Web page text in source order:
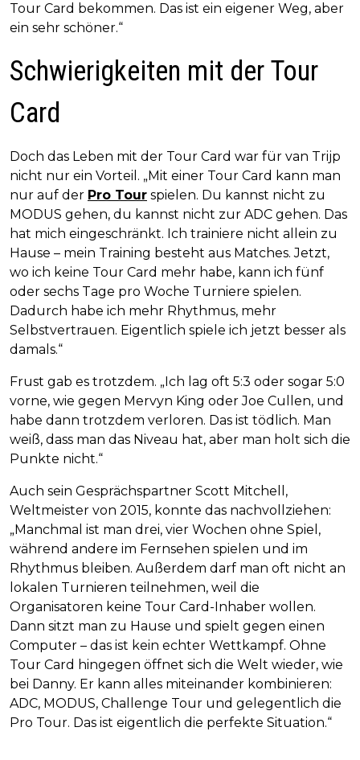
Tour Card bekommen. Das ist ein eigener Weg, aber
ein sehr schöner.“
Schwierigkeiten mit der Tour
Card
Doch das Leben mit der Tour Card war für van Trijp
nicht nur ein Vorteil. „Mit einer Tour Card kann man
nur auf der Pro Tour spielen. Du kannst nicht zu
MODUS gehen, du kannst nicht zur ADC gehen. Das
hat mich eingeschränkt. Ich trainiere nicht allein zu
Hause – mein Training besteht aus Matches. Jetzt,
wo ich keine Tour Card mehr habe, kann ich fünf
oder sechs Tage pro Woche Turniere spielen.
Dadurch habe ich mehr Rhythmus, mehr
Selbstvertrauen. Eigentlich spiele ich jetzt besser als
damals.“
Frust gab es trotzdem. „Ich lag oft 5:3 oder sogar 5:0
vorne, wie gegen Mervyn King oder Joe Cullen, und
habe dann trotzdem verloren. Das ist tödlich. Man
weiß, dass man das Niveau hat, aber man holt sich die
Punkte nicht.“
Auch sein Gesprächspartner Scott Mitchell,
Weltmeister von 2015, konnte das nachvollziehen:
„Manchmal ist man drei, vier Wochen ohne Spiel,
während andere im Fernsehen spielen und im
Rhythmus bleiben. Außerdem darf man oft nicht an
lokalen Turnieren teilnehmen, weil die
Organisatoren keine Tour Card-Inhaber wollen.
Dann sitzt man zu Hause und spielt gegen einen
Computer – das ist kein echter Wettkampf. Ohne
Tour Card hingegen öffnet sich die Welt wieder, wie
bei Danny. Er kann alles miteinander kombinieren:
ADC, MODUS, Challenge Tour und gelegentlich die
Pro Tour. Das ist eigentlich die perfekte Situation.“